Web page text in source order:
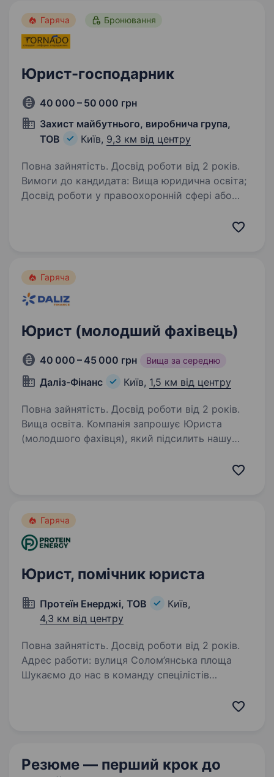
Гаряча Бронювання
Юрист-господарник
40 000 – 50 000 грн
Захист майбутнього, виробнича група,
ТОВ
Київ, 9,3 км від центру
Повна зайнятість. Досвід роботи від 2 років.
Вимоги до кандидата: Вища юридична освіта;
Досвід роботи у правоохоронній сфері або
Гаряча
Юрист (молодший фахівець)
40 000 – 45 000 грн Вища за середню
Даліз-Фінанс Київ, 1,5 км від центру
Повна зайнятість. Досвід роботи від 2 років.
Вища освіта. Компанія запрошує Юриста
(молодшого фахівця), який підсилить нашу
супровід процесів. Ми шукаємо кандидата,
Гаряча
Юрист, помічник юриста
Протеїн Енерджі, ТОВ
Київ,
4,3 км від центру
Повна зайнятість. Досвід роботи від 2 років.
Адрес работи: вулиця Солом’янська площа
Шукаємо до нас в команду спецілістів
Резюме — перший крок до